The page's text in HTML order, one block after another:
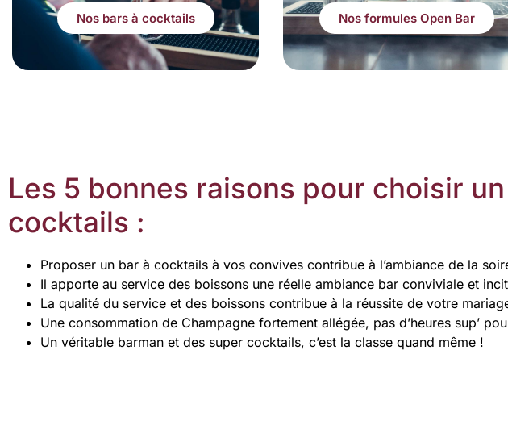
Nos bars à cocktails Nos formules Open Bar
Les 5 bonnes raisons pour choisir
cocktails :
Proposer un bar à cocktails à vos convives contribue à l’ambiance de la
Il apporte au service des boissons une réelle ambiance bar conviviale et
La qualité du service et des boissons contribue à la réussite de votre
Une consommation de Champagne fortement allégée, pas d’heures sup’
Un véritable barman et des super cocktails, c’est la classe quand même !